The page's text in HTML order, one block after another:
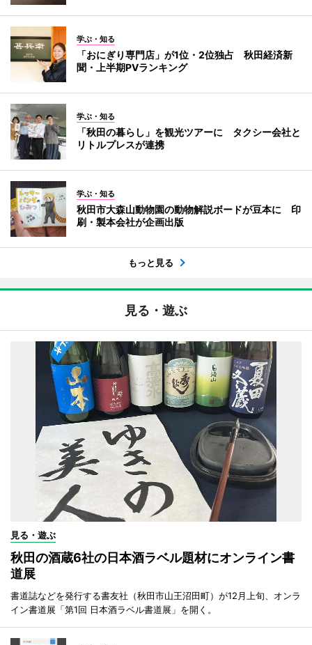
学ぶ・知る
「おにぎり専門店」が1位・2位独占 秋田経済新
聞・上半期PVランキング
学ぶ・知る
「秋田の暮らし」を観光ツアーに タクシー会社と
リトルプレスが連携
学ぶ・知る
秋田市大森山動物園の動物解説ボードが豆本に 印
刷・製本会社が企画出版
もっと見る
見る・遊ぶ
見る・遊ぶ
秋田の酒蔵6社の日本酒ラベル題材にオンライン書
道展
書道誌などを発行する書友社（秋田市山王沼田町）が12月上旬、オンラ
イン書道展「第1回 日本酒ラベル書道展」を開く。